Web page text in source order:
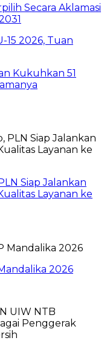
Secara Aklamasi
15 2026, Tuan
Kukuhkan 51
Siap Jalankan
Layanan ke
2026